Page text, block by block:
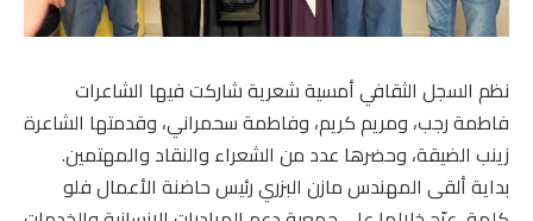
نظم السجل الثقافي أمسية شعرية شاركت فيها الشاعرات
فاطمة رجب، ومريم كريم، وفاطمة سحمراني، وقدمتها الشاعرة
زينب الضيقة، وحضرها عدد من الشعراء والنقاد والمهتمين.
بداية ألقى المهندس مازن البزري رئيس حاضنة الأعمال فلو